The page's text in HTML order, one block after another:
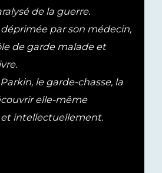
de la guerre.
par son médecin,
de garde malade et
le garde-chasse, la
elle-même
intellectuellement.